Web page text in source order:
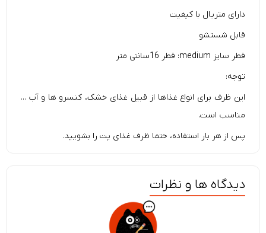
دارای متریال با کیفیت
قابل شستشو
قطر سایز medium: قطر 16سانتی متر
توجه:
این ظرف برای انواع غذاها از قبیل غذای خشک، کنسرو ها و آب ...
مناسب است.
پس از هر بار استفاده، حتما ظرف غذای پت را بشویید.
دیدگاه ها و نظرات